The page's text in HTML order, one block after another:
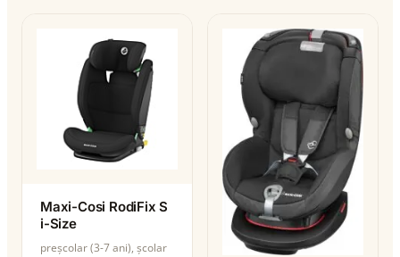
Maxi-Cosi RodiFix S
i-Size
preșcolar (3-7 ani), școlar